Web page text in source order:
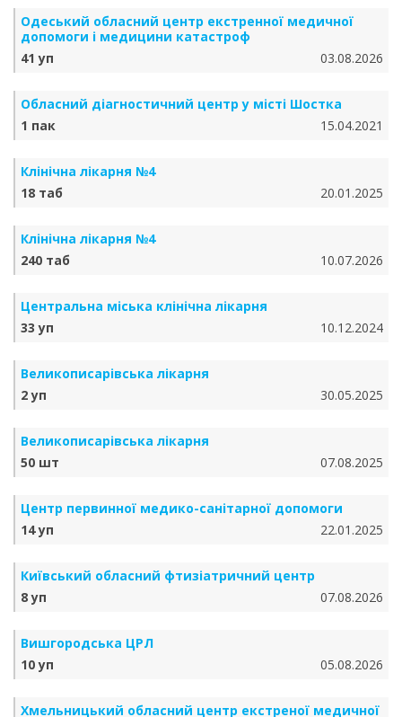
Одеський обласний центр екстренної медичної
допомоги і медицини катастроф
41 уп
03.08.2026
Обласний діагностичний центр у місті Шостка
1 пак
15.04.2021
Клінічна лікарня №4
18 таб
20.01.2025
Клінічна лікарня №4
240 таб
10.07.2026
Центральна міська клінічна лікарня
33 уп
10.12.2024
Великописарівська лікарня
2 уп
30.05.2025
Великописарівська лікарня
50 шт
07.08.2025
Центр первинної медико-санітарної допомоги
14 уп
22.01.2025
Київський обласний фтизіатричний центр
8 уп
07.08.2026
Вишгородська ЦРЛ
10 уп
05.08.2026
Хмельницький обласний центр екстреної медичної